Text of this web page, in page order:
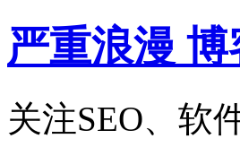
严重浪漫 博
关注SEO、软